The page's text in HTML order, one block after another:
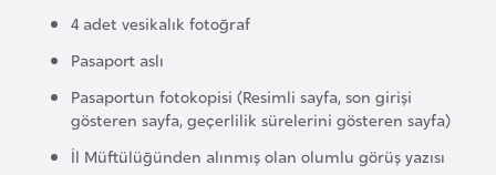
4 adet vesikalık fotoğraf
Pasaport aslı
Pasaportun fotokopisi (Resimli sayfa, son girişi
gösteren sayfa, geçerlilik sürelerini gösteren sayfa)
İl Müftülüğünden alınmış olan olumlu görüş yazısı